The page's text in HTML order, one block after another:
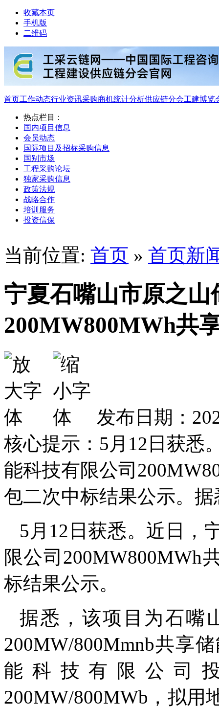
收藏本页
手机版
二维码
首页工作动态行业资讯采购商机统计分析供应链分会工建博览
热点栏目：
国内项目信息
会员动态
国际项目及招标采购信息
国别市场
工程采购论坛
独家采购信息
政策法规
战略合作
培训服务
投资信保
当前位置: 首页 » 首页新
宁夏石嘴山市原之
200MW800MWh共
发布日期：
核心提示：5月12日获悉
能科技有限公司
包二次中标结果公示。
5月12日获悉。近日，
限公司200MW800MWh
标结果公示。
据悉，该项目为石嘴
200MW/800Mmnb共享
能科技有限公司
200MW/800MWb，拟用